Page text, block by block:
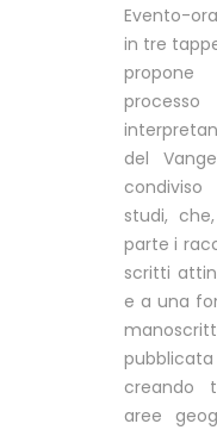
Evento-
in tre
propone
del
studi,
parte i
scritti
e a una
creando
aree